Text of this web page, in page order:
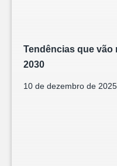
Tendências que vão
2030
10 de dezembro de 2025